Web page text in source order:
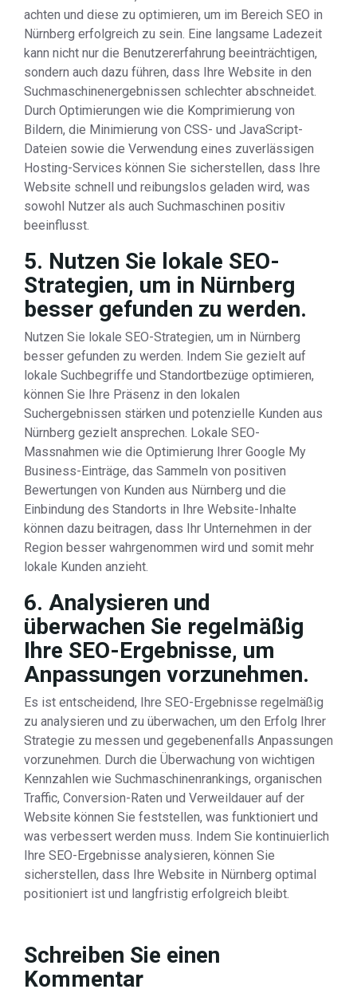
achten und diese zu optimieren, um im Bereich SEO in
Nürnberg erfolgreich zu sein. Eine langsame Ladezeit
kann nicht nur die Benutzererfahrung beeinträchtigen,
sondern auch dazu führen, dass Ihre Website in den
Suchmaschinenergebnissen schlechter abschneidet.
Durch Optimierungen wie die Komprimierung von
Bildern, die Minimierung von CSS- und JavaScript-
Dateien sowie die Verwendung eines zuverlässigen
Hosting-Services können Sie sicherstellen, dass Ihre
Website schnell und reibungslos geladen wird, was
sowohl Nutzer als auch Suchmaschinen positiv
beeinflusst.
5. Nutzen Sie lokale SEO-
Strategien, um in Nürnberg
besser gefunden zu werden.
Nutzen Sie lokale SEO-Strategien, um in Nürnberg
besser gefunden zu werden. Indem Sie gezielt auf
lokale Suchbegriffe und Standortbezüge optimieren,
können Sie Ihre Präsenz in den lokalen
Suchergebnissen stärken und potenzielle Kunden aus
Nürnberg gezielt ansprechen. Lokale SEO-
Massnahmen wie die Optimierung Ihrer Google My
Business-Einträge, das Sammeln von positiven
Bewertungen von Kunden aus Nürnberg und die
Einbindung des Standorts in Ihre Website-Inhalte
können dazu beitragen, dass Ihr Unternehmen in der
Region besser wahrgenommen wird und somit mehr
lokale Kunden anzieht.
6. Analysieren und
überwachen Sie regelmäßig
Ihre SEO-Ergebnisse, um
Anpassungen vorzunehmen.
Es ist entscheidend, Ihre SEO-Ergebnisse regelmäßig
zu analysieren und zu überwachen, um den Erfolg Ihrer
Strategie zu messen und gegebenenfalls Anpassungen
vorzunehmen. Durch die Überwachung von wichtigen
Kennzahlen wie Suchmaschinenrankings, organischen
Traffic, Conversion-Raten und Verweildauer auf der
Website können Sie feststellen, was funktioniert und
was verbessert werden muss. Indem Sie kontinuierlich
Ihre SEO-Ergebnisse analysieren, können Sie
sicherstellen, dass Ihre Website in Nürnberg optimal
positioniert ist und langfristig erfolgreich bleibt.
Schreiben Sie einen
Kommentar